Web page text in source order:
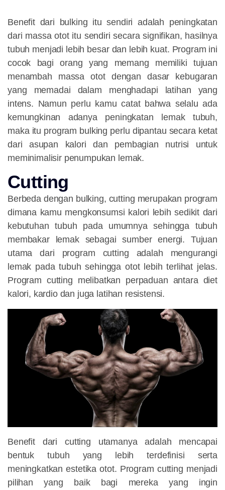
Benefit dari bulking itu sendiri adalah peningkatan
dari massa otot itu sendiri secara signifikan, hasilnya
tubuh menjadi lebih besar dan lebih kuat. Program ini
cocok bagi orang yang memang memiliki tujuan
menambah massa otot dengan dasar kebugaran
yang memadai dalam menghadapi latihan yang
intens. Namun perlu kamu catat bahwa selalu ada
kemungkinan adanya peningkatan lemak tubuh,
maka itu program bulking perlu dipantau secara ketat
dari asupan kalori dan pembagian nutrisi untuk
meminimalisir penumpukan lemak.
Cutting
Berbeda dengan bulking, cutting merupakan program
dimana kamu mengkonsumsi kalori lebih sedikit dari
kebutuhan tubuh pada umumnya sehingga tubuh
membakar lemak sebagai sumber energi. Tujuan
utama dari program cutting adalah mengurangi
lemak pada tubuh sehingga otot lebih terlihat jelas.
Program cutting melibatkan perpaduan antara diet
kalori, kardio dan juga latihan resistensi.
Benefit dari cutting utamanya adalah mencapai
bentuk tubuh yang lebih terdefinisi serta
meningkatkan estetika otot. Program cutting menjadi
pilihan yang baik bagi mereka yang ingin